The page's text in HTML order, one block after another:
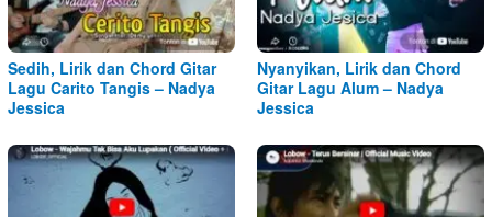
Sedih, Lirik dan Chord Gitar
Lagu Carito Tangis – Nadya
Jessica
Nyanyikan, Lirik dan Chord
Gitar Lagu Alum – Nadya
Jessica